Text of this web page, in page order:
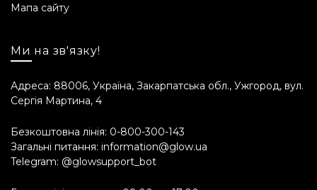
Мапа сайту
Ми на зв'язку!
Адреса: 88006, Україна, Закарпатська обл., Ужгород, вул.
Сергія Мартина, 4
Безкоштовна лінія: 0-800-300-143
Загальні питання: information@glow.ua
Telegram: @glowsupport_bot